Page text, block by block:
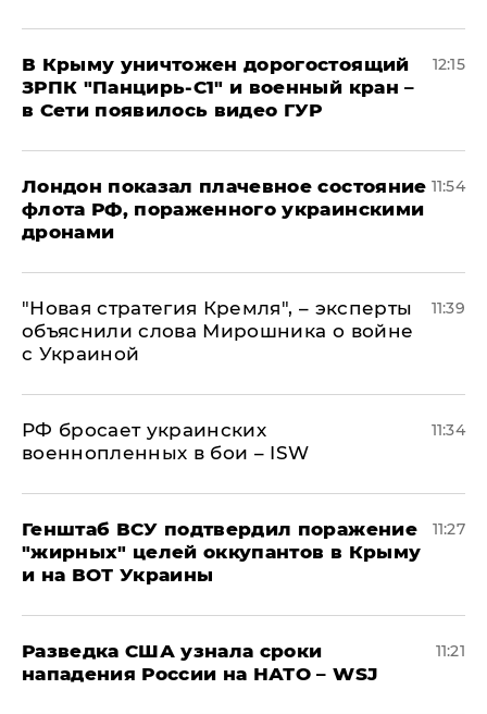
В Крыму уничтожен дорогостоящий
ЗРПК "Панцирь-С1" и военный кран –
в Сети появилось видео ГУР
12:15
Лондон показал плачевное состояние
флота РФ, пораженного украинскими
дронами
11:54
"Новая стратегия Кремля", – эксперты
объяснили слова Мирошника о войне
с Украиной
11:39
РФ бросает украинских
военнопленных в бои – ISW
11:34
Генштаб ВСУ подтвердил поражение
"жирных" целей оккупантов в Крыму
и на ВОТ Украины
11:27
Разведка США узнала сроки
нападения России на НАТО – WSJ
11:21